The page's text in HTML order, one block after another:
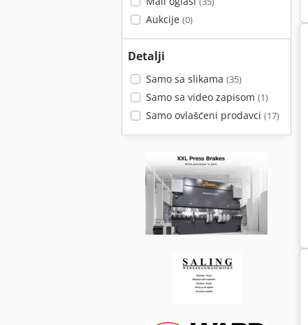
Aukcije (0)
Detalji
Samo sa slikama (35)
Samo sa video zapisom (1)
Samo ovlašćeni prodavci (17)